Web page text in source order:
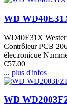
WD
WD40E31X
Contrôleur PCB
électronique
€57.00
... plus d'infos
WD